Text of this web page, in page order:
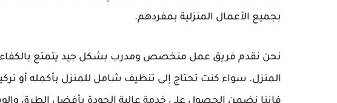
بجميع الأعمال المنزلية بمفردهم.
نحن نقدم فريق عمل متخصص ومدرب بشكل جيد يتمتع بالكفاءة
المنزل. سواء كنت تحتاج إلى تنظيف شامل للمنزل بأكمله أو